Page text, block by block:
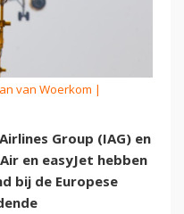
van Woerkom |
Group (IAG) en
en easyJet hebben
bij de Europese